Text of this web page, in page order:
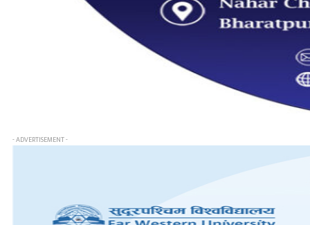
- ADVERTISEMENT -